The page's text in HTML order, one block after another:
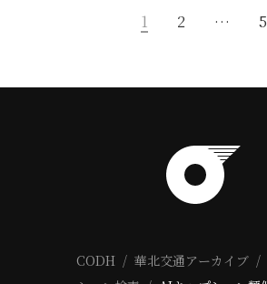
1 2 … 5
CODH 華北交通アーカイブ